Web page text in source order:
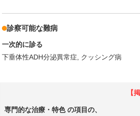
診察可能な難病
一次的に診る
下垂体性ADH分泌異常症
クッシング病
【
専門的な治療・特色の項目の、